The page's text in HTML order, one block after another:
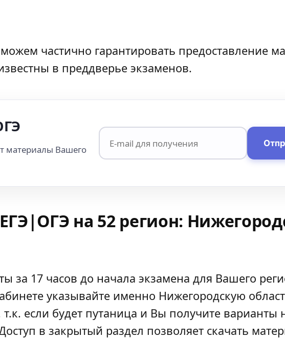
частично гарантировать предоставление
в преддверье экзаменов.
материалы Вашего
на 52 регион:
за 17 часов до начала экзамена для Вашего
указывайте именно Нижегородскую
если будет путаница и Вы получите варианты
в закрытый раздел позволяет скачать